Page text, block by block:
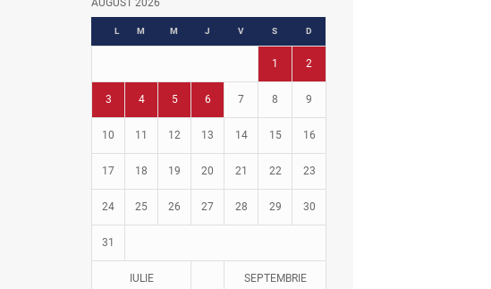
Fotbal în grădinițe
AUGUST 2026
L M M J V S D
1 2
3 4 5 6 7 8 9
10 11 12 13 14 15 16
17 18 19 20 21 22 23
24 25 26 27 28 29 30
31
IULIE SEPTEMBRIE